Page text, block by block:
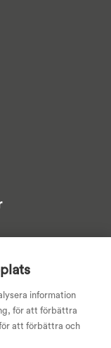
information
för att förbättra
att förbättra och